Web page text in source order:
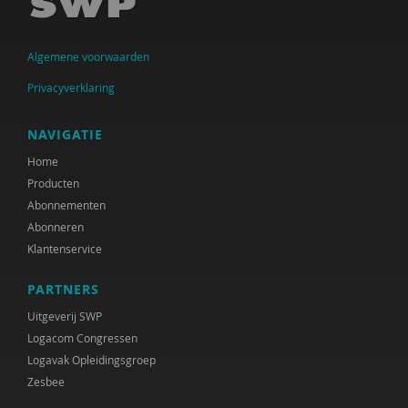
Arwen Hoogenbosch
Jos van der Horst
Verwey-Jonker Instituut
Ministeries van Justitie en Veiligheid &
Paul Kop
Christa Nieuwboer
Rianne van der Aa
Joline Verloove
Susan de Vries
Algemene voorwaarden
Privacyverklaring
NAVIGATIE
Home
Producten
Abonnementen
Abonneren
Klantenservice
PARTNERS
Uitgeverij SWP
Logacom Congressen
Logavak Opleidingsgroep
Zesbee